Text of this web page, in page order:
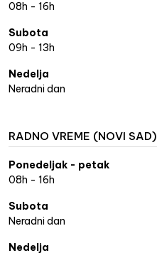
08h - 16h
Subota
09h - 13h
Nedelja
Neradni dan
RADNO VREME (NOVI SAD)
Ponedeljak - petak
08h - 16h
Subota
Neradni dan
Nedelja